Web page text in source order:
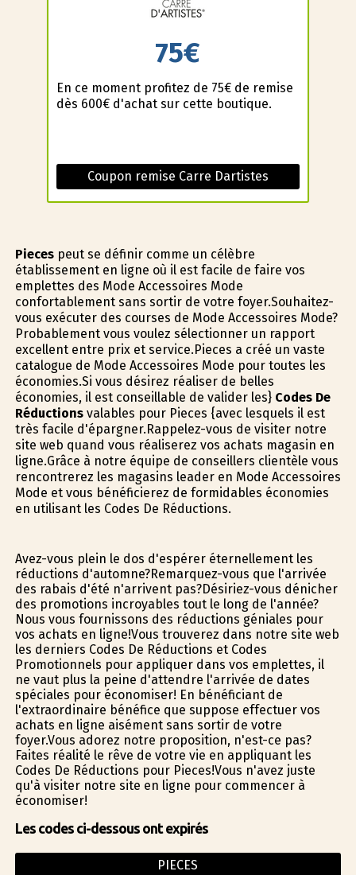
75€
En ce moment profitez de 75€ de remise
dès 600€ d'achat sur cette boutique.
Coupon remise Carre Dartistes
Piecespeut se définir comme un célèbre
établissement en ligne où il est facile de faire vos
emplettes des Mode Accessoires Mode
confortablement sans sortir de votre foyer.Souhaitez-
vous exécuter des courses de Mode Accessoires Mode?
Probablement vous voulez sélectionner un rapport
excellent entre prix et service.Pieces a créé un vaste
catalogue de Mode Accessoires Mode pour toutes les
économies.Si vous désirez réaliser de belles
économies, il est conseillable de valider les} Codes De
Réductionsvalables pour Pieces {avec lesquels il est
très facile d'épargner.Rappelez-vous de visiter notre
site web quand vous réaliserez vos achats magasin en
ligne.Grâce à notre équipe de conseillers clientèle vous
rencontrerez les magasins leader en Mode Accessoires
Mode et vous bénéficierez de formidables économies
en utilisant les Codes De Réductions.
Avez-vous plein le dos d'espérer éternellement les
réductions d'automne?Remarquez-vous que l'arrivée
des rabais d'été n'arrivent pas?Désiriez-vous dénicher
des promotions incroyables tout le long de l'année?
Nous vous fournissons des réductions géniales pour
vos achats en ligne!Vous trouverez dans notre site web
les derniers Codes De Réductions et Codes
Promotionnels pour appliquer dans vos emplettes, il
ne vaut plus la peine d'attendre l'arrivée de dates
spéciales pour économiser! En bénéficiant de
l'extraordinaire bénéfice que suppose effectuer vos
achats en ligne aisément sans sortir de votre
foyer.Vous adorez notre proposition, n'est-ce pas?
Faites réalité le rêve de votre vie en appliquant les
Codes De Réductions pour Pieces!Vous n'avez juste
qu'à visiter notre site en ligne pour commencer à
économiser!
Les codes ci-dessous ont expirés
PIECES